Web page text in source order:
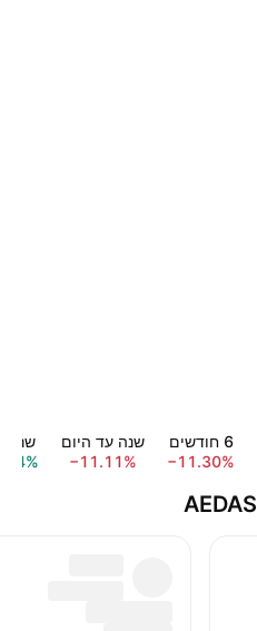
‎6‎ חודשים
−11.30%
שנה עד היום
−11.11%
שנה ‎1‎